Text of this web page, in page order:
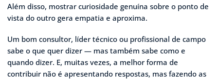
Além disso, mostrar curiosidade genuína sobre o ponto de
vista do outro gera empatia e aproxima.
Um bom consultor, líder técnico ou profissional de campo
sabe o que quer dizer — mas também sabe como e
quando dizer. E, muitas vezes, a melhor forma de
contribuir não é apresentando respostas, mas fazendo as